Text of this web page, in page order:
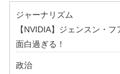
ジャーナリズム
【NVIDIA】ジェンスン・
面白過ぎる！
政治